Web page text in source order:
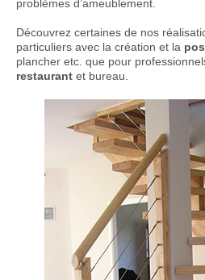
problèmes d’ameublement.
Découvrez certaines de nos
particuliers avec la création et la
plancher etc. que pour
restaurant et bureau.